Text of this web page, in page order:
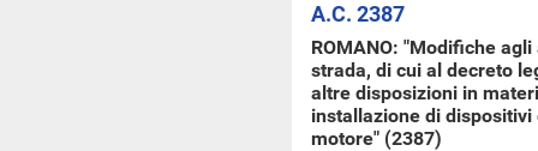
A.C. 2387
ROMANO: "Modifiche
strada, di cui al decreto
altre disposizioni in
installazione di
motore" (2387)